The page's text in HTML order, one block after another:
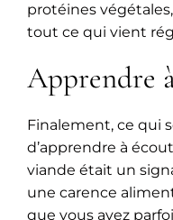
protéines
tout ce qui vient
Apprendre
Finalement, ce qui
d’apprendre à
viande était un
une carence
que vous avez